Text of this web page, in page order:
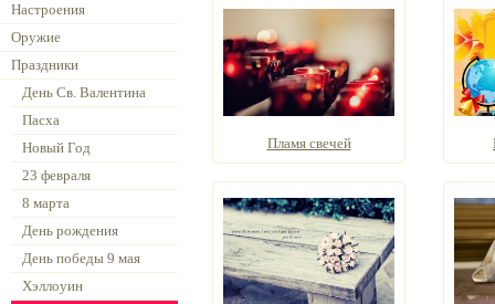
Настроения
Оружие
Праздники
День Св. Валентина
Пасха
Новый Год
23 февраля
8 марта
День рождения
День победы 9 мая
Хэллоуин
Пламя свечей